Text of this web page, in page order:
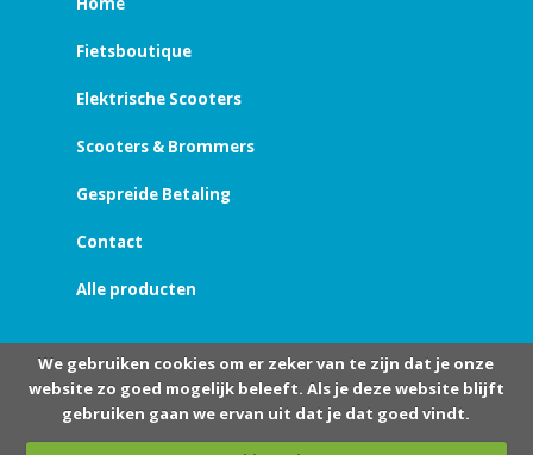
Fietsboutique
Elektrische Scooters
Scooters & Brommers
Gespreide Betaling
Contact
Alle producten
We gebruiken cookies om er zeker van te zijn dat je onze
website zo goed mogelijk beleeft. Als je deze website blijft
gebruiken gaan we ervan uit dat je dat goed vindt.